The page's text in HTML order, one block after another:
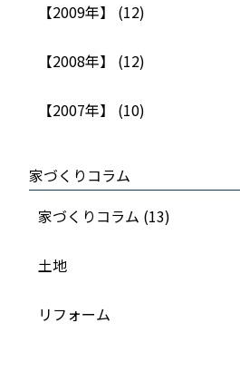
【2009年】 (12)
【2008年】 (12)
【2007年】 (10)
家づくりコラム
家づくりコラム (13)
土地
リフォーム